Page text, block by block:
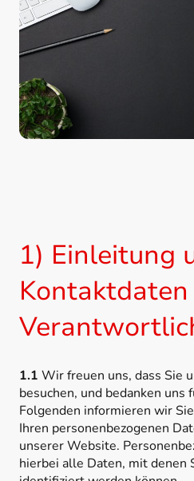
1) Einleitung
Kontaktdaten
1.1 Wir freuen uns, dass Sie
besuchen, und bedanken uns
Folgenden informieren wir
Ihren personenbezogenen
unserer Website.
hierbei alle Daten, mit denen